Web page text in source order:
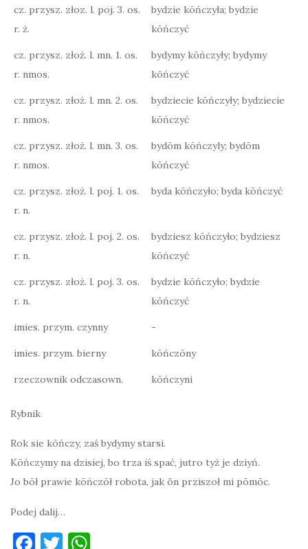
cz. przysz. złoz. l. poj. 3. os.
r. ż.
bydzie kōńczyła; bydzie
kōńczyć
cz. przysz. złoż. l. mn. 1. os.
r. nmos.
bydymy kōńczyły; bydymy
kōńczyć
cz. przysz. złoż. l. mn. 2. os.
r. nmos.
bydziecie kōńczyły; bydziecie
kōńczyć
cz. przysz. złoż. l. mn. 3. os.
r. nmos.
bydōm kōńczyly; bydōm
kōńczyć
cz. przysz. złoż. l. poj. 1. os.
r. n.
byda kōńczyło; byda kōńczyć
cz. przysz. złoż. l. poj. 2. os.
r. n.
bydziesz kōńczyło; bydziesz
kōńczyć
cz. przysz. złoż. l. poj. 3. os.
r. n.
bydzie kōńczyło; bydzie
kōńczyć
imies. przym. czynny -
imies. przym. bierny kōńczōny
rzeczownik odczasown. kōńczyni
Rybnik
Rok sie kōńczy, zaś bydymy starsi.
Kōńczymy na dzisiej, bo trza iś spać, jutro tyż je dziyń.
Jo bōł prawie kōńczōł robota, jak ôn prziszoł mi pōmōc.
Podej dalij…
F T